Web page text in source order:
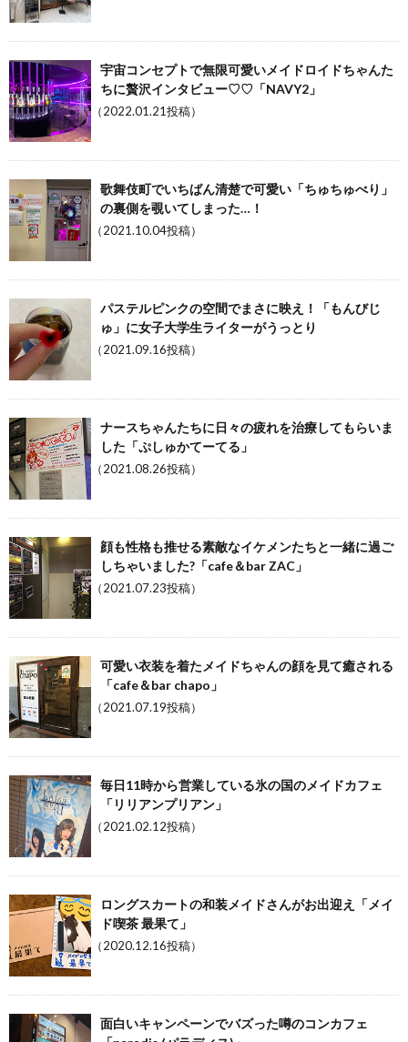
宇宙コンセプトで無限可愛いメイドロイドちゃんた
ちに贅沢インタビュー♡♡「NAVY2」
（2022.01.21投稿）
歌舞伎町でいちばん清楚で可愛い「ちゅちゅべり」
の裏側を覗いてしまった…！
（2021.10.04投稿）
パステルピンクの空間でまさに映え！「もんびじ
ゅ」に女子大学生ライターがうっとり
（2021.09.16投稿）
ナースちゃんたちに日々の疲れを治療してもらいま
した「ぷしゅかてーてる」
（2021.08.26投稿）
顔も性格も推せる素敵なイケメンたちと一緒に過ご
しちゃいました?「cafe＆bar ZAC」
（2021.07.23投稿）
可愛い衣装を着たメイドちゃんの顔を見て癒される
「cafe＆bar chapo」
（2021.07.19投稿）
毎日11時から営業している氷の国のメイドカフェ
「リリアンプリアン」
（2021.02.12投稿）
ロングスカートの和装メイドさんがお出迎え「メイ
ド喫茶 最果て」
（2020.12.16投稿）
面白いキャンペーンでバズった噂のコンカフェ